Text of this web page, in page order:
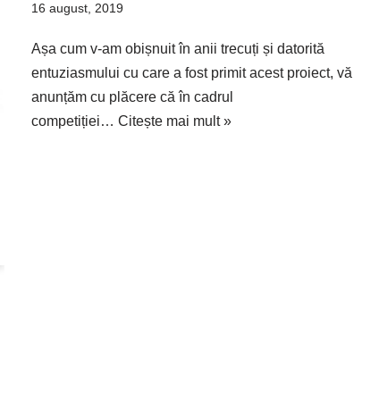
16 august, 2019
Așa cum v-am obișnuit în anii trecuți și datorită
entuziasmului cu care a fost primit acest proiect, vă
anunțăm cu plăcere că în cadrul
competiției… Citește mai mult »